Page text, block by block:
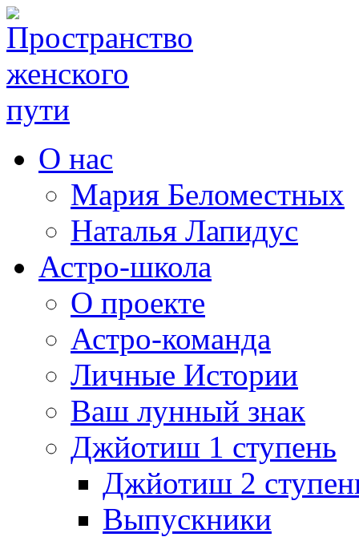
О нас
Мария Беломестных
Наталья Лапидус
Астро-школа
О проекте
Астро-команда
Личные Истории
Ваш лунный знак
Джйотиш 1 ступень
Джйотиш 2
Выпускники